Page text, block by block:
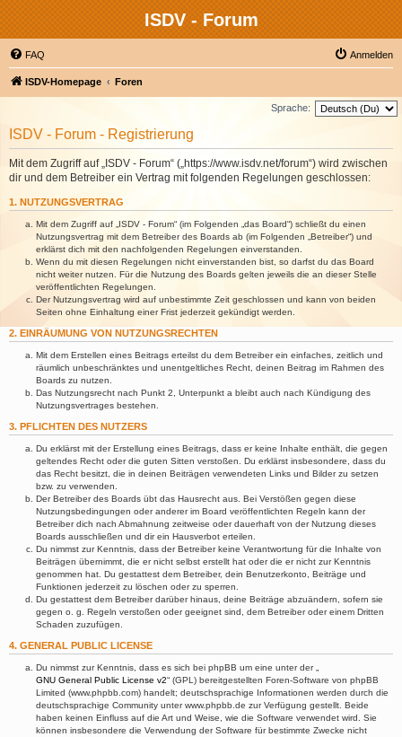
ISDV - Forum
FAQ Anmelden
ISDV-Homepage Foren
Sprache:
ISDV - Forum - Registrierung
Mit dem Zugriff auf „ISDV - Forum“ („https://www.isdv.net/forum“) wird zwischen
dir und dem Betreiber ein Vertrag mit folgenden Regelungen geschlossen:
1. NUTZUNGSVERTRAG
Mit dem Zugriff auf „ISDV - Forum“ (im Folgenden „das Board“) schließt du einen
Nutzungsvertrag mit dem Betreiber des Boards ab (im Folgenden „Betreiber“) und
erklärst dich mit den nachfolgenden Regelungen einverstanden.
Wenn du mit diesen Regelungen nicht einverstanden bist, so darfst du das Board
nicht weiter nutzen. Für die Nutzung des Boards gelten jeweils die an dieser Stelle
veröffentlichten Regelungen.
Der Nutzungsvertrag wird auf unbestimmte Zeit geschlossen und kann von beiden
Seiten ohne Einhaltung einer Frist jederzeit gekündigt werden.
2. EINRÄUMUNG VON NUTZUNGSRECHTEN
Mit dem Erstellen eines Beitrags erteilst du dem Betreiber ein einfaches, zeitlich und
räumlich unbeschränktes und unentgeltliches Recht, deinen Beitrag im Rahmen des
Boards zu nutzen.
Das Nutzungsrecht nach Punkt 2, Unterpunkt a bleibt auch nach Kündigung des
Nutzungsvertrages bestehen.
3. PFLICHTEN DES NUTZERS
Du erklärst mit der Erstellung eines Beitrags, dass er keine Inhalte enthält, die gegen
geltendes Recht oder die guten Sitten verstoßen. Du erklärst insbesondere, dass du
das Recht besitzt, die in deinen Beiträgen verwendeten Links und Bilder zu setzen
bzw. zu verwenden.
Der Betreiber des Boards übt das Hausrecht aus. Bei Verstößen gegen diese
Nutzungsbedingungen oder anderer im Board veröffentlichten Regeln kann der
Betreiber dich nach Abmahnung zeitweise oder dauerhaft von der Nutzung dieses
Boards ausschließen und dir ein Hausverbot erteilen.
Du nimmst zur Kenntnis, dass der Betreiber keine Verantwortung für die Inhalte von
Beiträgen übernimmt, die er nicht selbst erstellt hat oder die er nicht zur Kenntnis
genommen hat. Du gestattest dem Betreiber, dein Benutzerkonto, Beiträge und
Funktionen jederzeit zu löschen oder zu sperren.
Du gestattest dem Betreiber darüber hinaus, deine Beiträge abzuändern, sofern sie
gegen o. g. Regeln verstoßen oder geeignet sind, dem Betreiber oder einem Dritten
Schaden zuzufügen.
4. GENERAL PUBLIC LICENSE
Du nimmst zur Kenntnis, dass es sich bei phpBB um eine unter der „
GNU General Public License v2“ (GPL) bereitgestellten Foren-Software von phpBB
Limited (www.phpbb.com) handelt; deutschsprachige Informationen werden durch die
deutschsprachige Community unter www.phpbb.de zur Verfügung gestellt. Beide
haben keinen Einfluss auf die Art und Weise, wie die Software verwendet wird. Sie
können insbesondere die Verwendung der Software für bestimmte Zwecke nicht